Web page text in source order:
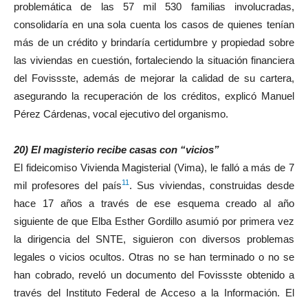
problemática de las 57 mil 530 familias involucradas,
consolidaría en una sola cuenta los casos de quienes tenían
más de un crédito y brindaría certidumbre y propiedad sobre
las viviendas en cuestión, fortaleciendo la situación financiera
del Fovissste, además de mejorar la calidad de su cartera,
asegurando la recuperación de los créditos, explicó Manuel
Pérez Cárdenas, vocal ejecutivo del organismo.
20) El magisterio recibe casas con “vicios”
El fideicomiso Vivienda Magisterial (Vima), le falló a más de 7
mil profesores del país11 . Sus viviendas, construidas desde
hace 17 años a través de ese esquema creado al año
siguiente de que Elba Esther Gordillo asumió por primera vez
la dirigencia del SNTE, siguieron con diversos problemas
legales o vicios ocultos. Otras no se han terminado o no se
han cobrado, reveló un documento del Fovissste obtenido a
través del Instituto Federal de Acceso a la Información. El